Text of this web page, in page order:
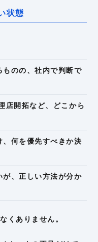
状態
のの、社内で判断で
店開拓など、どこから
何を優先すべきか決
が、正しい方法が分か
くありません。